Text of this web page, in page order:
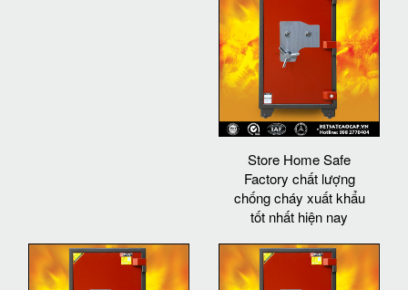
Store Home Safe
Factory chất lượng
chống cháy xuất khẩu
tốt nhất hiện nay